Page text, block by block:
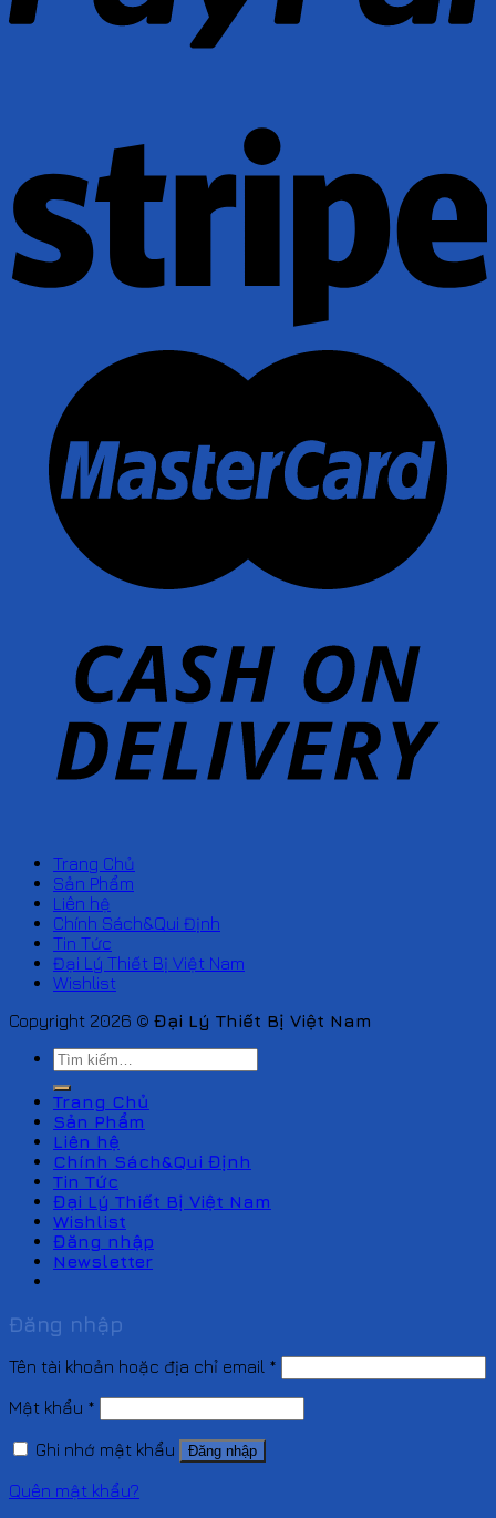
Trang Chủ
Sản Phẩm
Liên hệ
Chính Sách&Qui Định
Tin Tức
Đại Lý Thiết Bị Việt Nam
Wishlist
Copyright 2026 © Đại Lý Thiết Bị Việt Nam
Tìm
kiếm:
Trang Chủ
Sản Phẩm
Liên hệ
Chính Sách&Qui Định
Tin Tức
Đại Lý Thiết Bị Việt Nam
Wishlist
Đăng nhập
Newsletter
Đăng nhập
Tên tài khoản hoặc địa chỉ email *
Mật khẩu *
Ghi nhớ mật khẩu Đăng nhập
Quên mật khẩu?